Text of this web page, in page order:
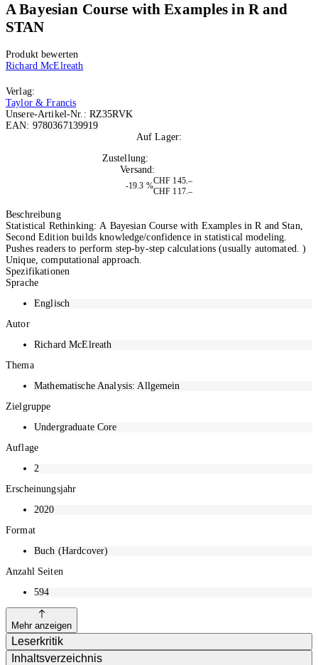
A Bayesian Course with Examples in R and
STAN
Produkt bewerten
Richard McElreath
Verlag:
Taylor & Francis
Unsere-Artikel-Nr.: RZ35RVK
EAN: 9780367139919
Auf Lager:
Zustellung:
Versand:
-19.3 %
CHF 145.–
CHF 117.–
Beschreibung
Statistical Rethinking: A Bayesian Course with Examples in R and Stan,
Second Edition builds knowledge/confidence in statistical modeling.
Pushes readers to perform step-by-step calculations (usually automated. )
Unique, computational approach.
Spezifikationen
Sprache
Englisch
Autor
Richard McElreath
Thema
Mathematische Analysis: Allgemein
Zielgruppe
Undergraduate Core
Auflage
2
Erscheinungsjahr
2020
Format
Buch (Hardcover)
Anzahl Seiten
594
Mehr anzeigen
Leserkritik
Inhaltsverzeichnis